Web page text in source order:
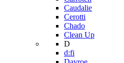
Caudalie
Cerotti
Chado
Clean Up
D
d:fi